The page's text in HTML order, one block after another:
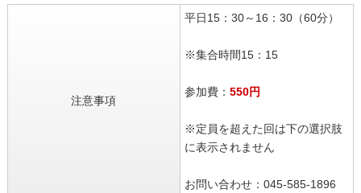
注意事項
平日15：30～16：30（60分）
※集合時間15：15
参加費： 550円
※定員を超えた回は下の選択肢
に表示されません
お問い合わせ：045-585-1896